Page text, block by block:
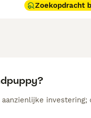
Zoekopdracht